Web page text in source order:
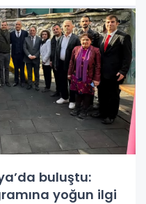
buluştu:
yoğun ilgi